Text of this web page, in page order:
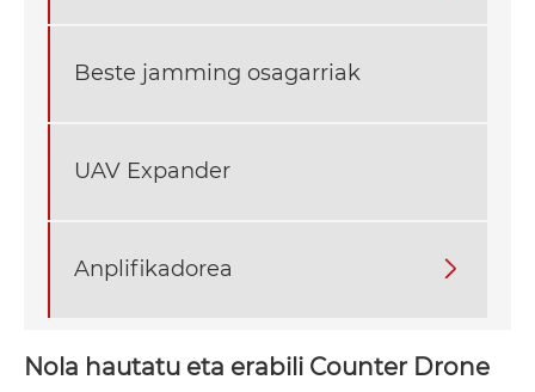
Beste jamming osagarriak
UAV Expander
Anplifikadorea 
Nola hautatu eta erabili Counter Drone